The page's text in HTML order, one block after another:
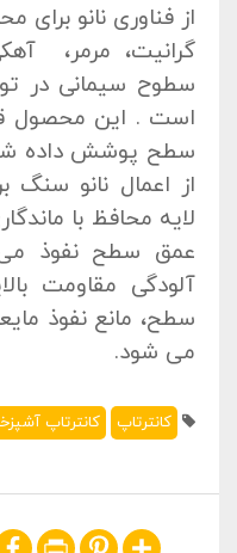
از فناوری نانو
گرانیت، مرمر،
سطوح سیمانی در
است . این محصول
سطح پوشش داده
از اعمال نانو
لایه محافظ با
عمق سطح نفوذ می
آلودگی مقاومت
سطح، مانع نفوذ
می شود.
کانترتاپ کانترتاپ
Share
Pinterest
Print